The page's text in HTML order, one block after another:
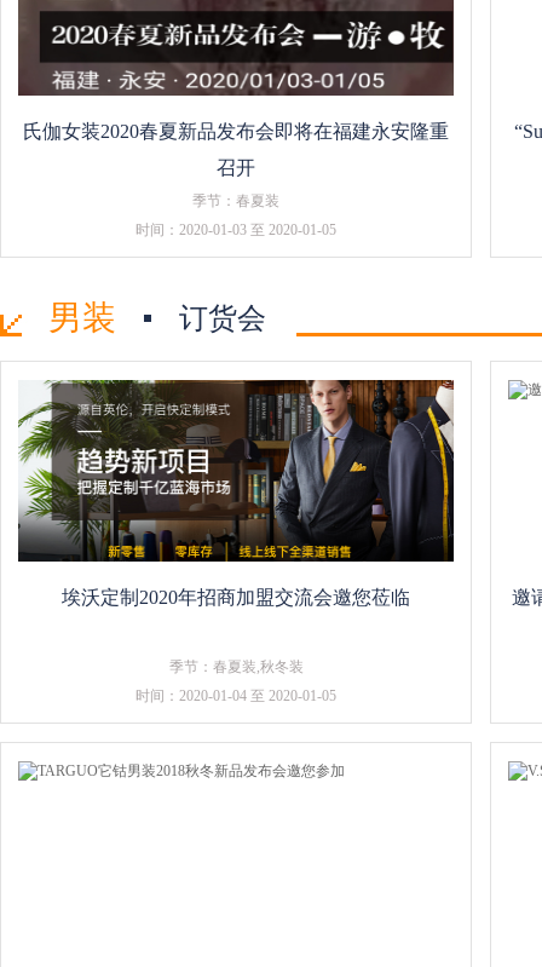
氏伽女装2020春夏新品发布会即将在福建永安隆重
召开
季节：春夏装
时间：2020-01-03 至 2020-01-05
男装 订货会
埃沃定制2020年招商加盟交流会邀您莅临
季节：春夏装,秋冬装
时间：2020-01-04 至 2020-01-05
邀